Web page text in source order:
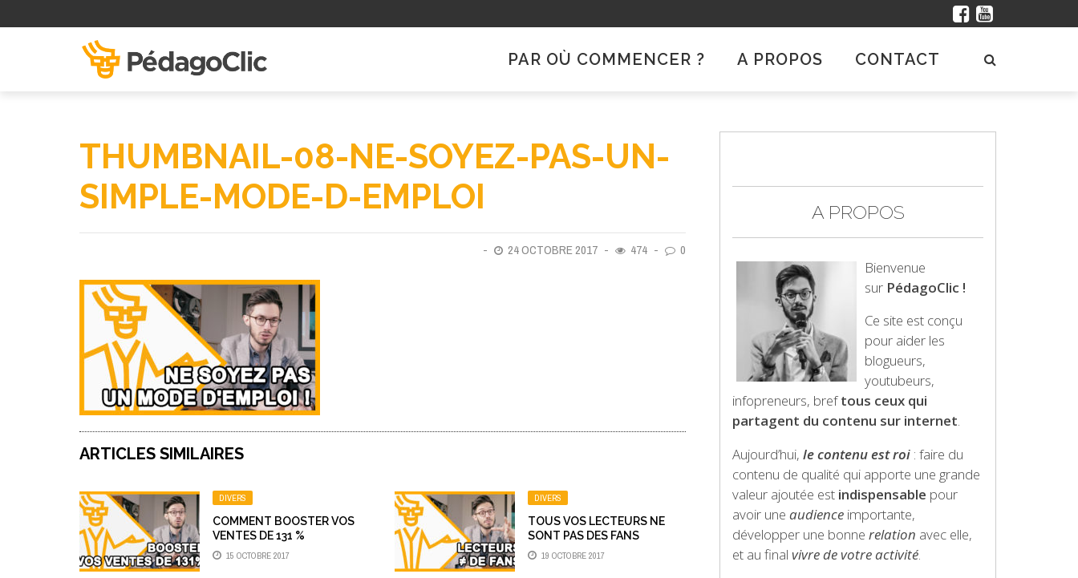
PAR OÙ COMMENCER ? A PROPOS CONTACT
THUMBNAIL-08-NE-SOYEZ-PAS-UN-
SIMPLE-MODE-D-EMPLOI
24 OCTOBRE 2017 474 0
ARTICLES SIMILAIRES
DIVERS
COMMENT BOOSTER VOS
VENTES DE 131 %
15 OCTOBRE 2017
DIVERS
TOUS VOS LECTEURS NE
SONT PAS DES FANS
19 OCTOBRE 2017
A PROPOS
Bienvenue
sur PédagoClic !
Ce site est conçu
pour aider les
blogueurs,
youtubeurs,
infopreneurs, breftous ceux qui
partagent du contenu sur internet.
Aujourd’hui, le contenu est roi : faire du
contenu de qualité qui apporte une grande
valeur ajoutée est indispensable pour
avoir une audience importante,
développer une bonne relation avec elle,
et au final vivre de votre activité.